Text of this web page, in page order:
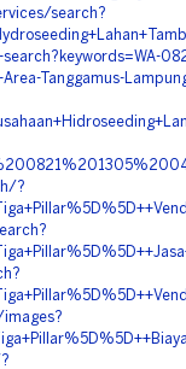
search?
Tanggamus-
?